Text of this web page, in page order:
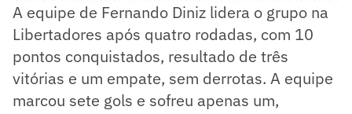
A equipe de Fernando Diniz lidera o grupo na
Libertadores após quatro rodadas, com 10
pontos conquistados, resultado de três
vitórias e um empate, sem derrotas. A equipe
marcou sete gols e sofreu apenas um,